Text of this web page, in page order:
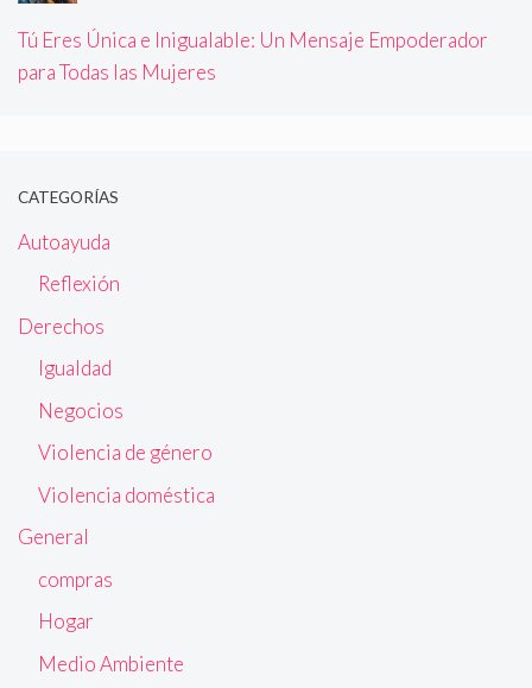
Tú Eres Única e Inigualable: Un Mensaje Empoderador
para Todas las Mujeres
CATEGORÍAS
Autoayuda
Reflexión
Derechos
Igualdad
Negocios
Violencia de género
Violencia doméstica
General
compras
Hogar
Medio Ambiente